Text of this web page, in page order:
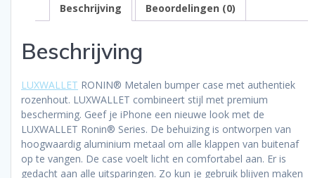
Metalen
met
Kersenhout
aantal
Beschrijving Beoordelingen (0)
Beschrijving
LUXWALLET RONIN® Metalen bumper case met authentiek
rozenhout. LUXWALLET combineert stijl met premium
bescherming. Geef je iPhone een nieuwe look met de
LUXWALLET Ronin® Series. De behuizing is ontworpen van
hoogwaardig aluminium metaal om alle klappen van buitenaf
op te vangen. De case voelt licht en comfortabel aan. Er is
gedacht aan alle uitsparingen. Zo kun je gebruik blijven maken